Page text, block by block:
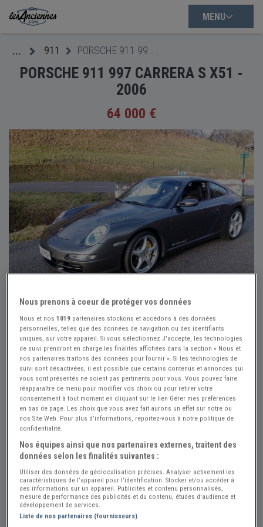
MENU
... 911
PORSCHE 911 997 CARRERA S X51 -
2006
64 000 €
Réf : A799601 Actualisée le : 12/07/2026
PORSCHE 911 997 CARRERA S X51 -
2006
Créer une alerte PORSCHE 911
64 000 €
Isère (38) - SAINT-GEOIRS (38590)
Voir sur la carte
Nous prenons à coeur de protéger vos données
Nous et nos1019 partenaires stockons et accédons à des données
personnelles, telles que des données de navigation ou des identifiants
uniques, sur votre appareil. Si vous sélectionnez J'accepte, les technologies
de suivi prendront en charge les finalités affichées dans la section « Nous et
nos partenaires traitons des données pour fournir ». Si les technologies de
suivi sont désactivées, il est possible que certains contenus et annonces qui
vous sont présentés ne soient pas pertinents pour vous. Vous pouvez faire
réapparaître ce menu pour modifier vos choix ou pour retirer votre
consentement à tout moment en cliquant sur le lien Gérer mes préférences
en bas de page. Les choix que vous avez fait aurons un effet sur notre ou
nos Site Web. Pour plus d’informations, reportez-vous à notre politique de
confidentialité.
Nos équipes ainsi que nos partenaires externes, traitent des
données selon les finalités suivantes :
Utiliser des données de géolocalisation précises. Analyser activement les
caractéristiques de l’appareil pour l’identification. Stocker et/ou accéder à
des informations sur un appareil. Publicités et contenu personnalisés,
mesure de performance des publicités et du contenu, études d’audience et
développement de services.
Liste de nos partenaires (fournisseurs)